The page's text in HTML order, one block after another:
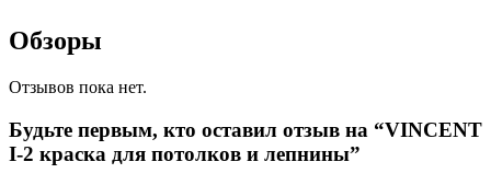
Обзоры
Отзывов пока нет.
Будьте первым, кто оставил отзыв на “VINCENT
I-2 краска для потолков и лепнины”